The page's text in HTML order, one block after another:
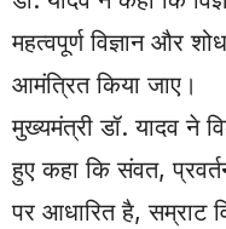
महत्वपूर्ण विज्ञान और
आमंत्रित किया जाए।
मुख्यमंत्री डॉ. यादव ने
हुए कहा कि संवत,
पर आधारित है, सम्राट